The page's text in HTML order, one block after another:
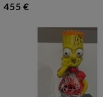
455 €